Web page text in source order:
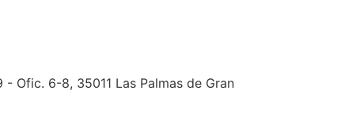
- Ofic. 6-8, 35011 Las Palmas de Gran